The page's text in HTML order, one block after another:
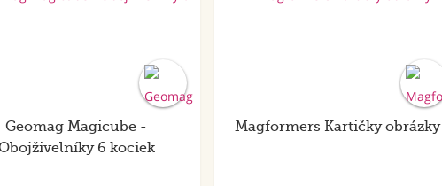
Geomag Magicube -
6 kociek
Magformers Kartičky obrázky